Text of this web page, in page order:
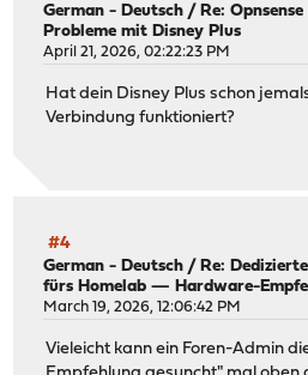
German - Deutsch /Re:
Probleme mit Disney Plus
April 21, 2026, 02:22:23 PM
Hat dein Disney Plus schon
Verbindung funktioniert?
#4
German - Deutsch /Re:
fürs Homelab — Hardware-
March 19, 2026, 12:06:42 PM
Vieleicht kann ein Foren-Admin